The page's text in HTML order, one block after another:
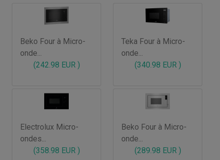
Beko Four à Micro-
onde...
(242.98 EUR )
Teka Four à Micro-
onde...
(340.98 EUR )
Electrolux Micro-
ondes...
(358.98 EUR )
Beko Four à Micro-
onde...
(289.98 EUR )